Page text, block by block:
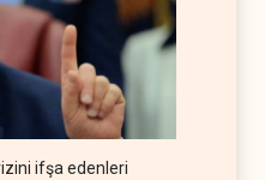
ifşa edenleri